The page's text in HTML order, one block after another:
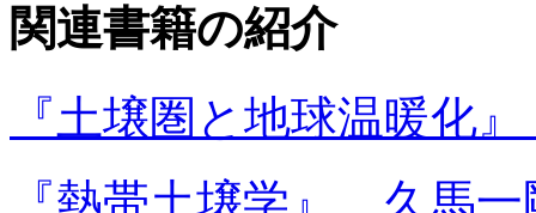
関連書籍の紹介
『土壌圏と地球温暖化
『熱帯土壌学』 久馬一